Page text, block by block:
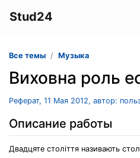
Stud24
Все темы Музыка
Виховна роль
Реферат, 11 Мая 2012, автор:
Описание работы
Двадцяте століття називають